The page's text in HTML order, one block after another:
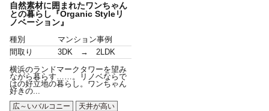
自然素材に囲まれたワンちゃん
との暮らし『Organic Styleリ
ノベーション』
種別
マンション事例
間取り
3DK → 2LDK
横浜のランドマークタワーを望み
ながら暮らす……。リノベならで
はの好立地の暮らし。ワンちゃん
好きの...
広～いバルコニー
天井が高い